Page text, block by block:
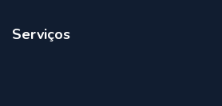
Serviços